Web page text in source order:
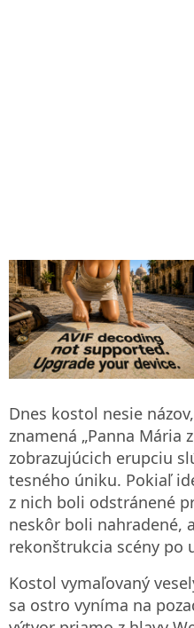
Dnes kostol nesie
znamená „Panna Mária
zobrazujúcich erupciu
tesného úniku. Pokiaľ
z nich boli odstránené
neskôr boli nahradené,
rekonštrukcia scény po
Kostol vymaľovaný
sa ostro vyníma na